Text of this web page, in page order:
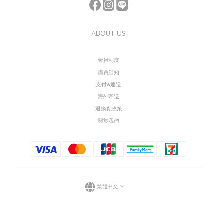
ABOUT US
會員制度
購買須知
支付&運送
海外寄送
退換貨政策
關於我們
繁體中文